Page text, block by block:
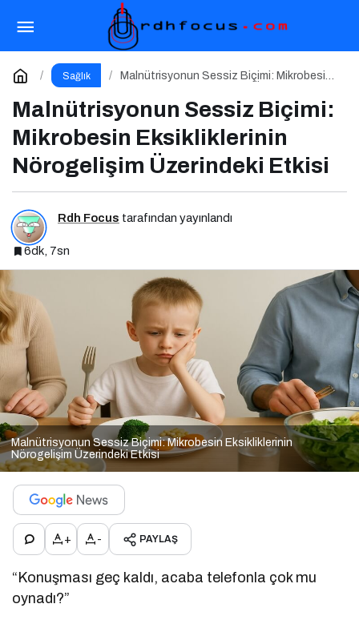
Sağlık
Malnütrisyonun Sessiz Biçimi: Mikrobesin
Malnütrisyonun Sessiz Biçimi:
Mikrobesin Eksikliklerinin
Nörogelişim Üzerindeki Etkisi
Rdh Focus tarafından yayınlandı
6dk, 7sn
Malnütrisyonun Sessiz Biçimi: Mikrobesin Eksikliklerinin
Nörogelişim Üzerindeki Etkisi
+ - PAYLAŞ
“Konuşması geç kaldı, acaba telefonla çok mu
oynadı?”
Çocuklarda Kabızlık: Lif Eksikliği Bağırsakları
Nasıl Yavaşlatır?
Yorum Yap